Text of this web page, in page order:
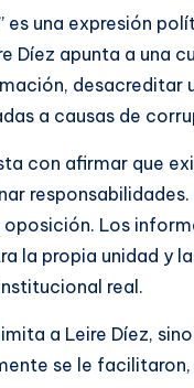
es una expresión
Díez apunta a una
a causas de
con afirmar que
Los
la propia unidad y
real.
a Leire Díez,
se le